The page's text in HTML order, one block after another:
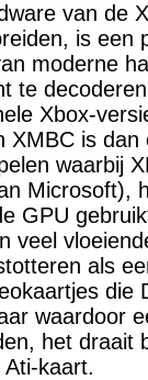
van de
is een
moderne
te
Xbox-
XMBC is
waarbij
Microsoft),
GPU
veel
als
die
waardoor
het draait
kaart.